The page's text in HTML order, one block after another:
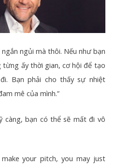
ngủi mà thôi. Nếu như bạn
ấy thời gian, cơ hội để tạo
Bạn phải cho thấy sự nhiệt
mê của mình.”
càng, bạn có thể sẽ mất đi vô
your pitch, you may just